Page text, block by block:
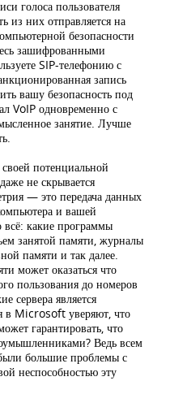
голоса пользователя
из них отправляется на
безопасности
зашифрованными
SIP-телефонию с
запись
вашу безопасность под
VoIP одновременно с
занятие. Лучше
потенциальной
не скрывается
— это передача данных
и вашей
всё: какие программы
занятой памяти, журналы
памяти и так далее.
может оказаться что
пользования до номеров
сервера является
в Microsoft уверяют, что
гарантировать, что
Ведь всем
большие проблемы с
неспособностью эту